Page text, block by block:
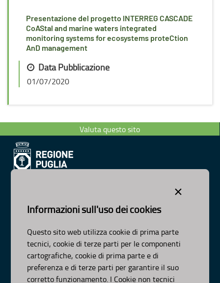
×
Informazioni sull'uso dei cookies
Questo sito web utilizza cookie di prima parte
tecnici, cookie di terze parti per le componenti
cartografiche, cookie di prima parte e di
preferenza e di terze parti per garantire il suo
corretto funzionamento. I Cookie non tecnici
Presentazione del progetto INTERREG CASCADE
CoAStal and marine waters integrated
monitoring systems for ecosystems proteCtion
AnD management
Data Pubblicazione
01/07/2020
Valuta questo sito
© Regione Puglia
XI-Az-11.1
Organizzazione